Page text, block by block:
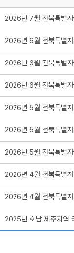
2026년 7월 전북특별
2026년 6월 전북특별
2026년 6월 전북특별
2026년 6월 전북특별
2026년 5월 전북특별
2026년 5월 전북특별
2026년 5월 전북특별
2026년 4월 전북특별
2026년 4월 전북특별
2025년 호남 제주지역